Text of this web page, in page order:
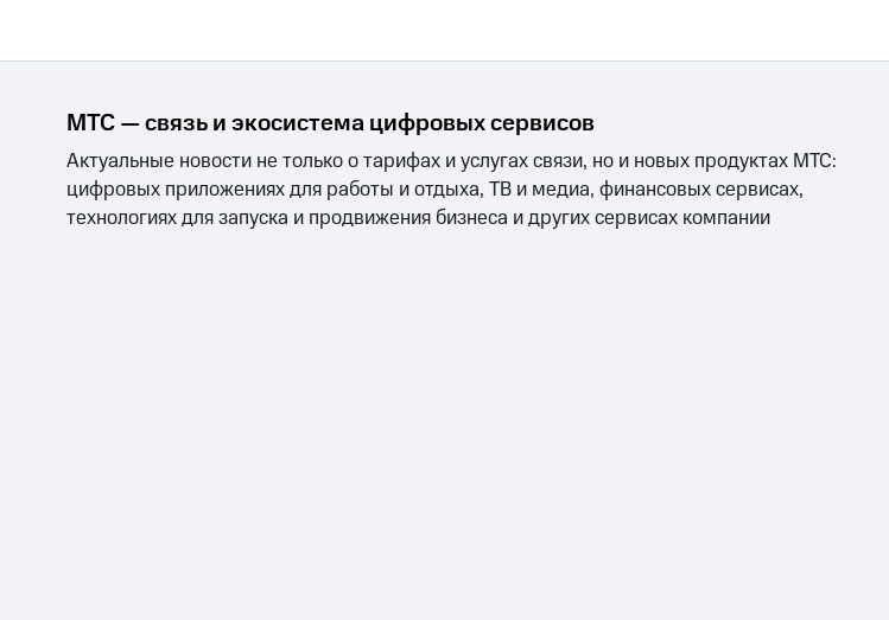
МТС — связь и экосистема цифровых сервисов
Актуальные новости не только о тарифах и услугах связи, но и новых продуктах МТС:
цифровых приложениях для работы и отдыха, ТВ и медиа, финансовых сервисах,
технологиях для запуска и продвижения бизнеса и других сервисах компании